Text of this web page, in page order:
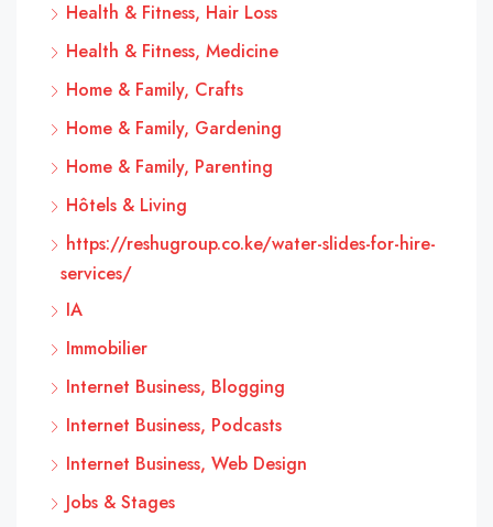
Health & Fitness, Hair Loss
Health & Fitness, Medicine
Home & Family, Crafts
Home & Family, Gardening
Home & Family, Parenting
Hôtels & Living
https://reshugroup.co.ke/water-slides-for-hire-
services/
IA
Immobilier
Internet Business, Blogging
Internet Business, Podcasts
Internet Business, Web Design
Jobs & Stages